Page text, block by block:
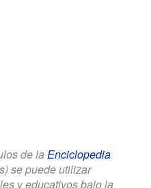
de la Enciclopedia
se puede utilizar
y educativos bajo la